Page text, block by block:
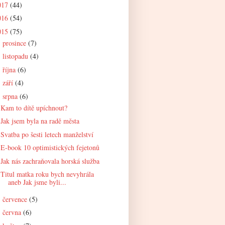
(44)
(54)
(75)
prosince (7)
listopadu (4)
října (6)
září (4)
srpna (6)
Kam to dítě upíchnout?
Jak jsem byla na radě města
Svatba po šesti letech manželství
E-book 10 optimistických fejetonů
Jak nás zachraňovala horská služba
Titul matka roku bych nevyhrála
aneb Jak jsme byli...
července (5)
června (6)